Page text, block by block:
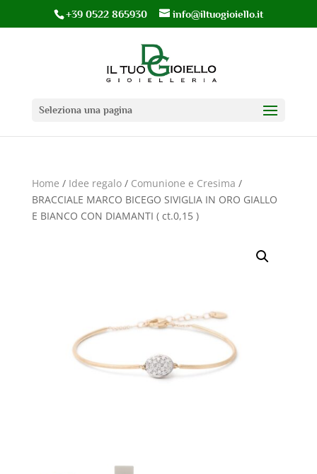
+39 0522 865930 info@iltuogioiello.it
Seleziona una pagina
Home / Idee regalo/ Comunione e Cresima /
BRACCIALE MARCO BICEGO SIVIGLIA IN ORO GIALLO
E BIANCO CON DIAMANTI ( ct.0,15 )